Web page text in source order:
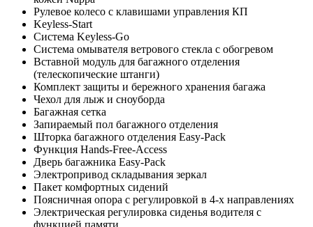
Рулевое колесо с клавишами управления КП
Keyless-Start
Система Keyless-Go
Система омывателя ветрового стекла с обогревом
Вставной модуль для багажного отделения
(телескопические штанги)
Комплект защиты и бережного хранения багажа
Чехол для лыж и сноуборда
Багажная сетка
Запираемый пол багажного отделения
Шторка багажного отделения Easy-Pack
Функция Hands-Free-Access
Дверь багажника Easy-Pack
Электропривод складывания зеркал
Пакет комфортных сидений
Поясничная опора с регулировкой в 4-х направлениях
Электрическая регулировка сиденья водителя с
функцией памяти